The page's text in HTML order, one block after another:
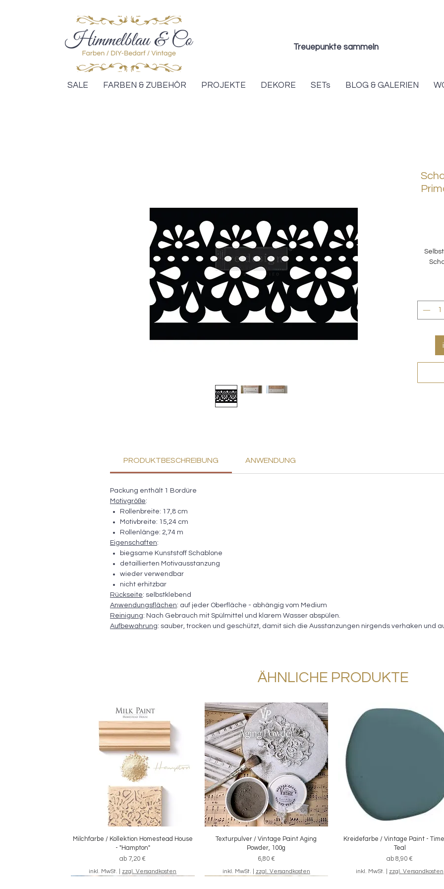
Treuepunkte sammeln
SALE FARBEN & ZUBEHÖR PROJEKTE DEKORE SETs BLOG & GALERIEN
PRODUKTBESCHREIBUNG ANWENDUNG
Packung enthält 1 Bordüre
Motivgröße:
Rollenbreite: 17,8 cm
Motivbreite: 15,24 cm
Rollenlänge: 2,74 m
Eigenschaften:
biegsame Kunststoff Schablone
detaillierten Motivausstanzung
wieder verwendbar
nicht erhitzbar
Rückseite: selbstklebend
Anwendungsflächen: auf jeder Oberfläche - abhängig vom Medium
Reinigung: Nach Gebrauch mit Spülmittel und klarem Wasser abspülen.
Aufbewahrung: sauber, trocken und geschützt, damit sich die Ausstanzungen nirgends verhaken und
ÄHNLICHE PRODUKTE
Schnellansicht
Milchfarbe / Kollektion Homestead House
- "Hampton"
ab 7,20 €
Sale-Preis
inkl. MwSt. zzgl. Versandkosten
Schnellansicht
Texturpulver / Vintage Paint Aging
Powder, 100g
Preis
6,80 €
inkl. MwSt. zzgl. Versandkosten
Schnellansicht
Kreidefarbe / Vintage Paint -
Teal
ab8,90 €
Sale-Preis
inkl. MwSt. zzgl. Versandkosten